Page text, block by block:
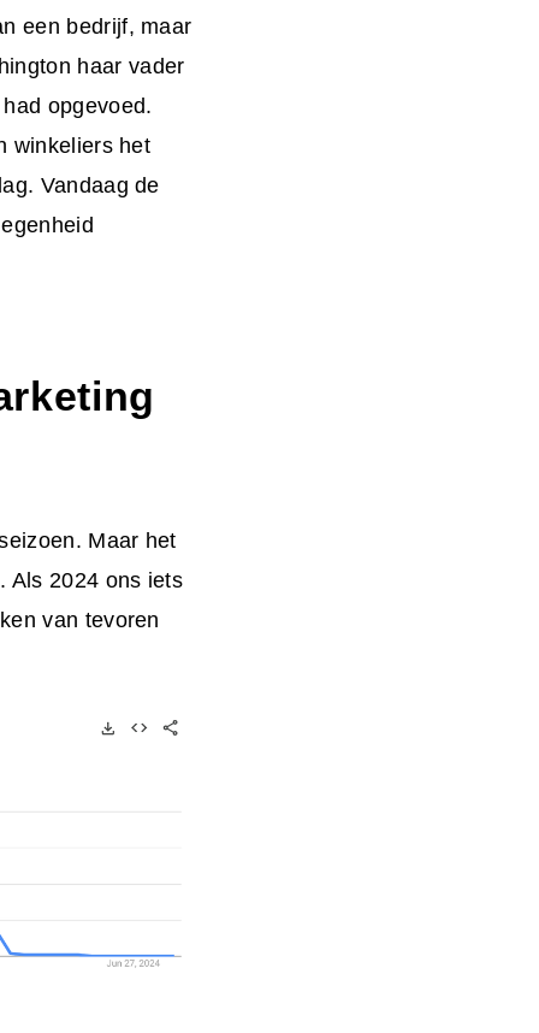
een bedrijf, maar
haar vader
opgevoed.
winkeliers het
Vandaag de
Maar het
Als 2024 ons iets
van tevoren